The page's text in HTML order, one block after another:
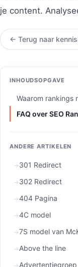
je content.
← Terug naar
INHOUDSOPGAVE
Waarom rankings
FAQ over SEO
ANDERE ARTIKELEN
301 Redirect
302 Redirect
404 Pagina
4C model
7S model van
Above the line
Advertentiegroep